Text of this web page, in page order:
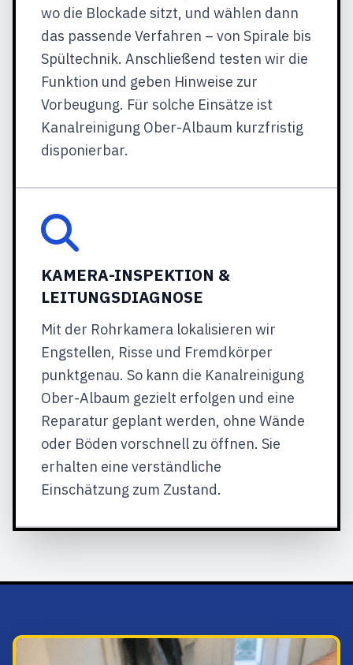
wo die Blockade sitzt, und wählen dann
das passende Verfahren – von Spirale bis
Spültechnik. Anschließend testen wir die
Funktion und geben Hinweise zur
Vorbeugung. Für solche Einsätze ist
Kanalreinigung Ober-Albaum kurzfristig
disponierbar.
KAMERA-INSPEKTION &
LEITUNGSDIAGNOSE
Mit der Rohrkamera lokalisieren wir
Engstellen, Risse und Fremdkörper
punktgenau. So kann die Kanalreinigung
Ober-Albaum gezielt erfolgen und eine
Reparatur geplant werden, ohne Wände
oder Böden vorschnell zu öffnen. Sie
erhalten eine verständliche
Einschätzung zum Zustand.